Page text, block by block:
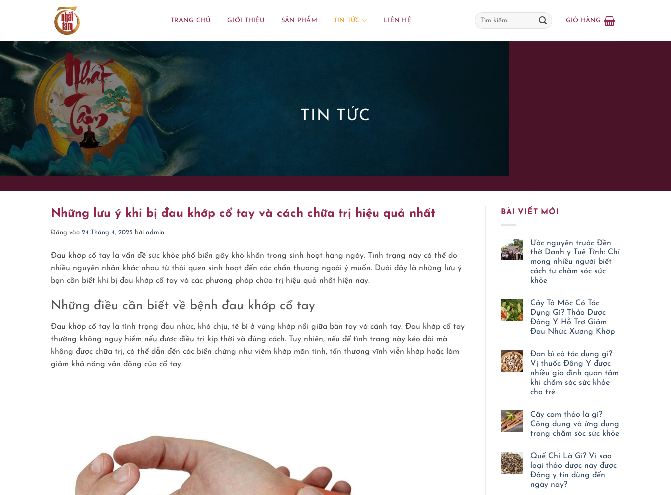
dung
TRANG CHỦ GIỚI THIỆU SẢN PHẨM TIN TỨC LIÊN HỆ
Tìm
kiếm:
GIỎ HÀNG
TIN TỨC
Những lưu ý khi bị đau khớp cổ tay và cách chữa trị hiệu quả nhất
Đăng vào 24 Tháng 4, 2025 bởi admin
Đau khớp cổ tay là vấn đề sức khỏe phổ biến gây khó khăn trong sinh hoạt hàng ngày. Tình trạng này có thể do
nhiều nguyên nhân khác nhau từ thói quen sinh hoạt đến các chấn thương ngoài ý muốn. Dưới đây là những lưu ý
bạn cần biết khi bị đau khớp cổ tay và các phương pháp chữa trị hiệu quả nhất hiện nay.
Những điều cần biết về bệnh đau khớp cổ tay
Đau khớp cổ tay là tình trạng đau nhức, khó chịu, tê bì ở vùng khớp nối giữa bàn tay và cánh tay. Đau khớp cổ tay
thường không nguy hiểm nếu được điều trị kịp thời và đúng cách. Tuy nhiên, nếu để tình trạng này kéo dài mà
không được chữa trị, có thể dẫn đến các biến chứng như viêm khớp mãn tính, tổn thương vĩnh viễn khớp hoặc làm
giảm khả năng vận động của cổ tay.
BÀI VIẾT MỚI
Ước nguyện trước Đền
thờ Danh y Tuệ Tĩnh: Chỉ
mong nhiều người biết
cách tự chăm sóc sức
khỏe
bình
luận
Ước
nguyện
thờ
Danh
y
Tuệ
Tĩnh:
Chỉ
mong
nhiều
cách
tự
chăm
sóc
Cây Tô Mộc Có Tác
Dụng Gì? Thảo Dược
Đông Y Hỗ Trợ Giảm
Đau Nhức Xương Khớp
bình
luận
Cây
Tô
Mộc
Có
Gì?
Thảo
Dược
Đông
Trợ
Giảm
Đau
Nhức
Xương
Khớp
Đan bì có tác dụng gì?
Vị thuốc Đông Y được
nhiều gia đình quan tâm
khi chăm sóc sức khỏe
cho trẻ
bình
luận
Đan
tác
dụng
gì?
Vị
Đông
Cây cam thảo là gì?
Công dụng và ứng dụng
trong chăm sóc sức khỏe
bình
luận
Cây
cam
thảo
Quế Chi Là Gì? Vì sao
loại thảo dược này được
Đông y tin dùng đến
ngày nay?